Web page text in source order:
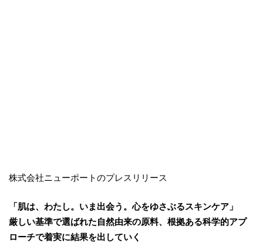
株式会社ニューポートのプレスリリース
「肌は、わたし。いま出会う。心をゆさぶるスキンケア」
厳しい基準で選ばれた自然由来の原料、根拠ある科学的アプ
ローチで着実に結果を出していく